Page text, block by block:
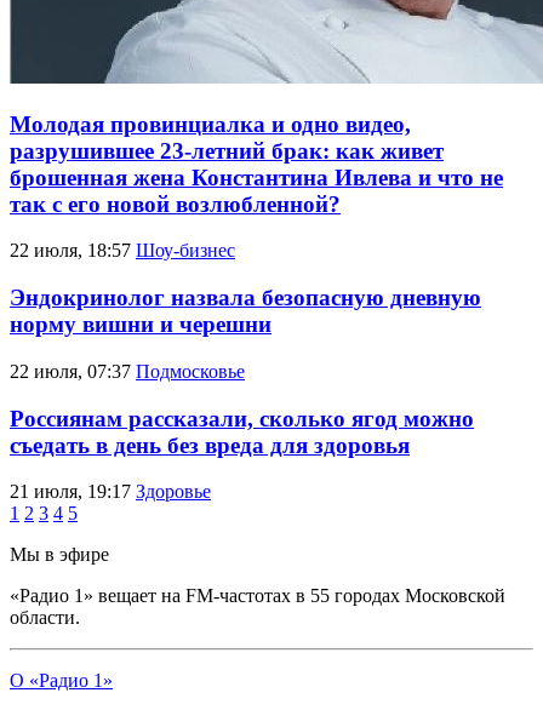
Молодая провинциалка и одно видео,
разрушившее 23-летний брак: как живет
брошенная жена Константина Ивлева и что не
так с его новой возлюбленной?
22 июля, 18:57 Шоу-бизнес
Эндокринолог назвала безопасную дневную
норму вишни и черешни
22 июля, 07:37 Подмосковье
Россиянам рассказали, сколько ягод можно
съедать в день без вреда для здоровья
21 июля, 19:17 Здоровье
1 2 3 4 5
Мы в эфире
«Радио 1» вещает на FM-частотах в 55 городах Московской
области.
О «Радио 1»